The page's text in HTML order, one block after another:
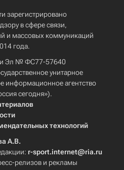
зарегистрировано
в сфере связи,
и массовых коммуникаций
года.
Эл № ФС77-57640
унитарное
информационное агентство
сегодня»).
технологий
А.В.
r-sport.internet@ria.ru
релизов и рекламы